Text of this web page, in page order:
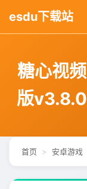
esdu下载站
糖心视
版
首页 安卓游戏